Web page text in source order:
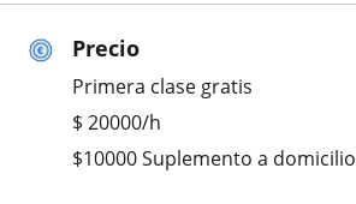
Precio
Primera clase gratis
$ 20000/h
$10000 Suplemento a domicilio